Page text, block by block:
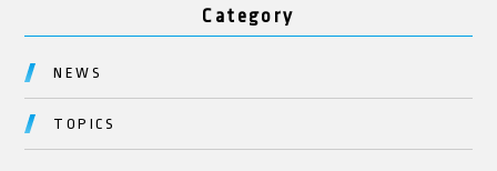
Category
NEWS
TOPICS